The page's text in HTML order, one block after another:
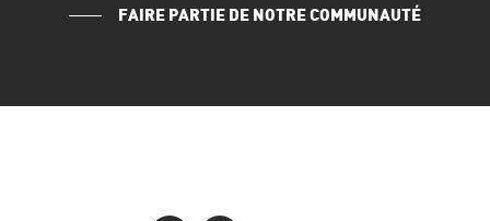
FAIRE PARTIE DE NOTRE COMMUNAUTÉ